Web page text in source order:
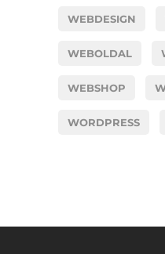
WEBDESIGN
WEBOLDAL
WEBSHOP
WORDPRESS